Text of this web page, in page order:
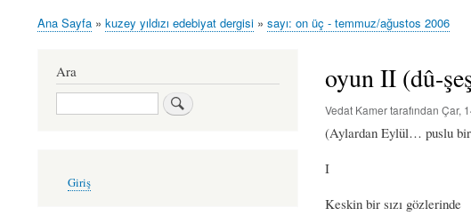
Sayfa
Ana Sayfa kuzey yıldızı edebiyat dergisi sayı: on üç - temmuz/ağustos 2006
oyun II (dû-
Vedat Kamertarafından Çar,
(Aylardan Eylül… puslu
I
Keskin bir sızı gözlerinde
Ara
Ara
account
Giriş